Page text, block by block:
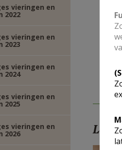
vieringen en
2022
vieringen en
2023
vieringen en
2024
vieringen en
2025
vieringen en
2026 Lees